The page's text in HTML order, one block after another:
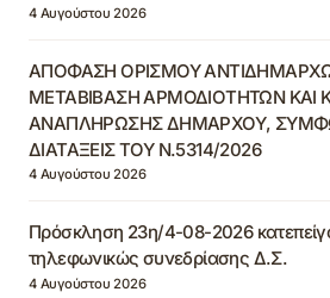
4 Αυγούστου 2026
ΑΠΟΦΑΣΗ ΟΡΙΣΜΟΥ
ΜΕΤΑΒΙΒΑΣΗ ΑΡΜΟΔΙΟΤΗΤΩΝ ΚΑΙ
ΑΝΑΠΛΗΡΩΣΗΣ ΔΗΜΑΡΧΟΥ,
ΔΙΑΤΑΞΕΙΣ ΤΟΥ Ν.5314/2026
4 Αυγούστου 2026
Πρόσκληση 23η/4-08-2026
τηλεφωνικώς συνεδρίασης Δ.Σ.
4 Αυγούστου 2026